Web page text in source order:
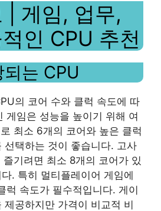
| 게임, 업무,
인 CPU 추천
는 CPU
의 코어 수와 클럭 속도에 따
게임은 성능을 높이기 위해 여
최소 6개의 코어와 높은 클럭
선택하는 것이 좋습니다. 고사
기려면 최소 8개의 코어가 있
. 특히 멀티플레이어 게임에
럭 속도가 필수적입니다. 게이
제공하지만 가격이 비교적 비